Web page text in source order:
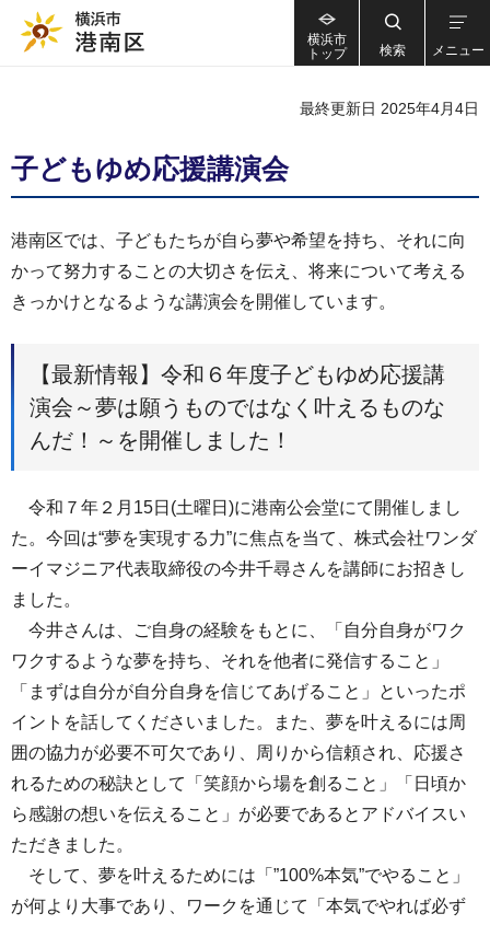
横浜市
トップ
検索 メニュー
最終更新日 2025年4月4日
子どもゆめ応援講演会
港南区では、子どもたちが自ら夢や希望を持ち、それに向
かって努力することの大切さを伝え、将来について考える
きっかけとなるような講演会を開催しています。
【最新情報】令和６年度子どもゆめ応援講
演会～夢は願うものではなく叶えるものな
んだ！～を開催しました！
令和７年２月15日(土曜日)に港南公会堂にて開催しまし
た。今回は“夢を実現する力”に焦点を当て、株式会社ワンダ
ーイマジニア代表取締役の今井千尋さんを講師にお招きし
ました。
今井さんは、ご自身の経験をもとに、「自分自身がワク
ワクするような夢を持ち、それを他者に発信すること」
「まずは自分が自分自身を信じてあげること」といったポ
イントを話してくださいました。また、夢を叶えるには周
囲の協力が必要不可欠であり、周りから信頼され、応援さ
れるための秘訣として「笑顔から場を創ること」「日頃か
ら感謝の想いを伝えること」が必要であるとアドバイスい
ただきました。
そして、夢を叶えるためには「”100%本気”でやること」
が何より大事であり、ワークを通じて「本気でやれば必ず